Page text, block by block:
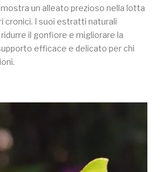
un alleato prezioso nella lotta
cronici. I suoi estratti naturali
il gonfiore e migliorare la
efficace e delicato per chi